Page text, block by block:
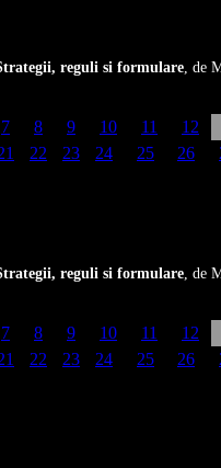
reguli si formulare, de
7 8 9 10 11
12
22 23 24 25 26
reguli si formulare, de
7 8 9 10 11
12
22 23 24 25 26